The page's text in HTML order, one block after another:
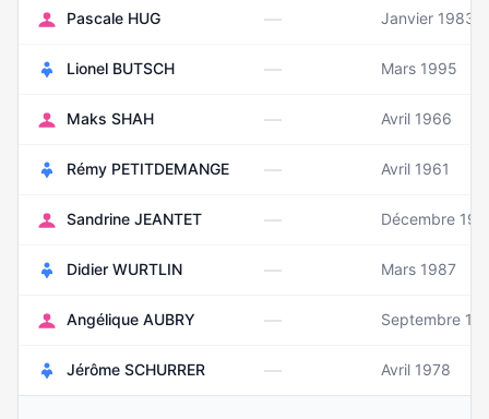
Pascale HUG — Janvier 1983
Lionel BUTSCH — Mars 1995
Maks SHAH — Avril 1966
Rémy PETITDEMANGE — Avril 1961
Sandrine JEANTET — Décembre
Didier WURTLIN — Mars 1987
Angélique AUBRY — Septembre
Jérôme SCHURRER — Avril 1978